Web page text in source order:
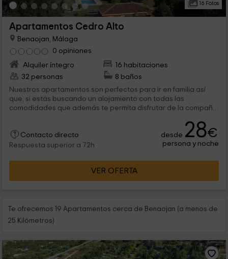
16 Fotos
Apartamentos Cedro Alto
Benaojan, Málaga
0 opiniones
Alquiler íntegro
16 habitaciones
32 personas
8 baños
Nuestros apartamentos son perfectos para ir en familia así
que, si estás buscando un alojamiento con todas las
comodidades que además te permita disfrutar de la compañía
Tienes muchas posibilidades para elegir; 8 apartamentos
para 4 personas como máximo. Y con zonas comunes como la
piscina y el parking..¡no se puede pedir más!
Contacto directo
Respuesta superior a 72h
desde 28€
persona y noche
VER OFERTA
Te ofrecemos 19 Apartamentos cerca de Benaojan (a menos de
25 Kilómetros)